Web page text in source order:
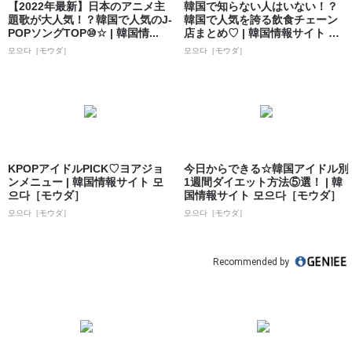
【2022年最新】日本のアニメ主
題歌が大人気！？韓国で人気のJ-
POPソングTOP⑩☆ | 韓国情...
모으다［モウダ］
韓国で知らない人はいない！？
韓国で人気を誇る飲食チェーン
店まとめ♡ | 韓国情報サイト 모
으다［モ...
모으다［モウダ］
KPOPアイドルPICK♡ヨアジョ
ンメニュー | 韓国情報サイト 모
으다［モウダ］
모으다［モウダ］
今日からできる☆韓国アイドル別
1週間ダイエット方法⑤選！ | 韓
国情報サイト 모으다［モウダ］
모으다［モウダ］
Recommended by